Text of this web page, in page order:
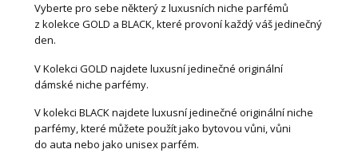
Vyberte pro sebe některý z luxusních niche parfémů
z kolekce GOLD a BLACK, které provoní každý váš jedinečný
den.
V Kolekci GOLD najdete luxusní jedinečné originální
dámské niche parfémy.
V kolekci BLACK najdete luxusní jedinečné originální niche
parfémy, které můžete použít jako bytovou vůni, vůni
do auta nebo jako unisex parfém.